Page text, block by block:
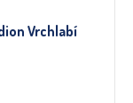
Vrchlabí